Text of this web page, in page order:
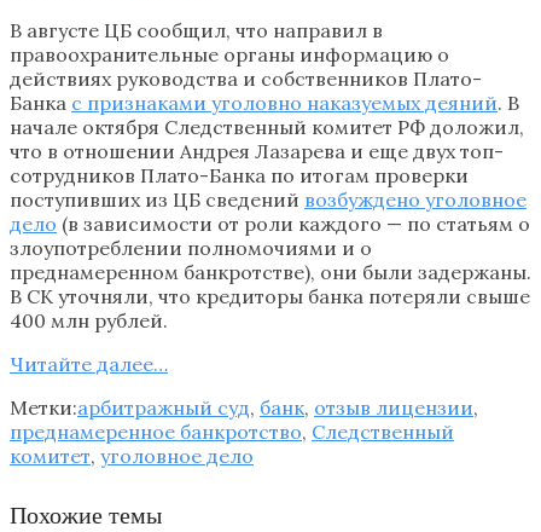
В августе ЦБ сообщил, что направил в
правоохранительные органы информацию о
действиях руководства и собственников Плато-
Банка с признаками уголовно наказуемых деяний. В
начале октября Следственный комитет РФ доложил,
что в отношении Андрея Лазарева и еще двух топ-
сотрудников Плато-Банка по итогам проверки
поступивших из ЦБ сведений возбуждено уголовное
дело (в зависимости от роли каждого — по статьям о
злоупотреблении полномочиями и о
преднамеренном банкротстве), они были задержаны.
В СК уточняли, что кредиторы банка потеряли свыше
400 млн рублей.
Читайте далее…
Метки:арбитражный суд, банк, отзыв лицензии,
преднамеренное банкротство, Следственный
комитет, уголовное дело
Похожие темы